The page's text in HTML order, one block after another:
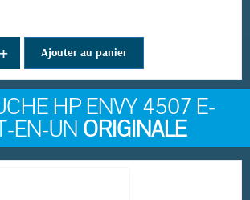
+ Ajouter au panier
HP ENVY 4507 E-
EN-UN ORIGINALE